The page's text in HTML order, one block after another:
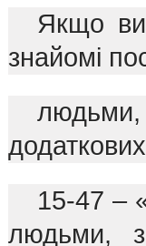
Якщо ви
знайомі
15-47 –
людьми,